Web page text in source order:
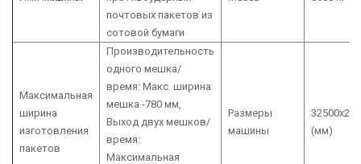
почтовых пакетов из
сотовой бумаги
Максимальная
ширина
изготовления
пакетов
Производительность
одного мешка/
время: Макс. ширина
мешка -780 мм,
Выход двух мешков/
время:
Максимальная
Размеры
машины
(мм)